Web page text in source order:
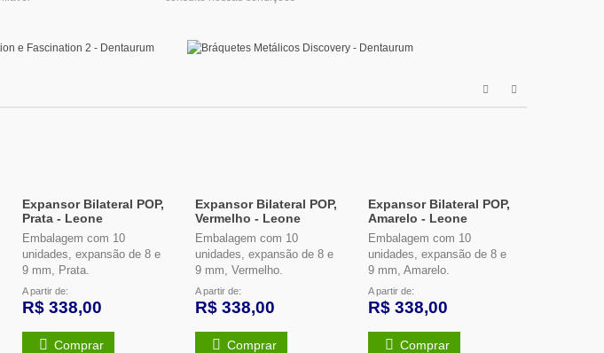
Expansor Bilateral POP,
Prata - Leone
Embalagem com 10
unidades, expansão de 8 e
9 mm, Prata.
A partir de:
R$ 338,00
Comprar
Expansor Bilateral POP,
Vermelho - Leone
Embalagem com 10
unidades, expansão de 8 e
9 mm, Vermelho.
A partir de:
R$ 338,00
Comprar
Expansor Bilateral POP,
Amarelo - Leone
Embalagem com 10
unidades, expansão de 8 e
9 mm, Amarelo.
A partir de:
R$ 338,00
Comprar